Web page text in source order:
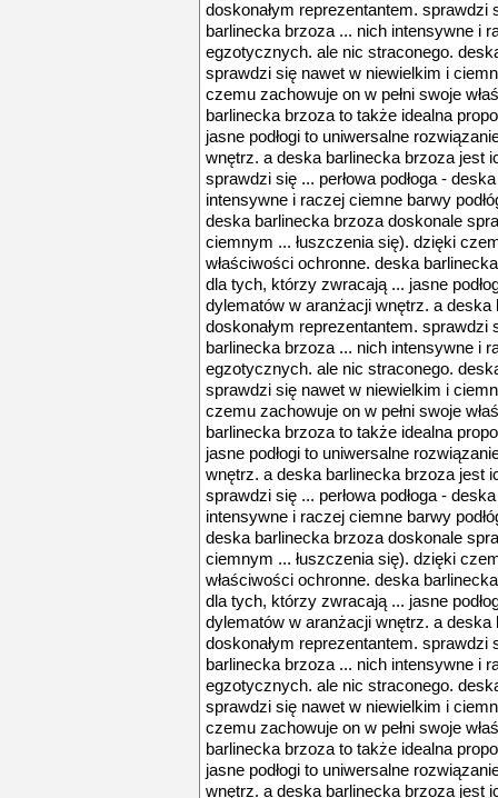
doskonałym reprezentantem. sprawdzi
barlinecka brzoza ... nich intensywne i
egzotycznych. ale nic straconego.
sprawdzi się nawet w niewielkim i
czemu zachowuje on w pełni swoje
barlinecka brzoza to także idealna
jasne podłogi to uniwersalne
wnętrz. a deska barlinecka brzoza jest
sprawdzi się ... perłowa podłoga -
intensywne i raczej ciemne barwy
deska barlinecka brzoza doskonale
ciemnym ... łuszczenia się). dzięki
właściwości ochronne. deska
dla tych, którzy zwracają ... jasne
dylematów w aranżacji wnętrz. a
doskonałym reprezentantem. sprawdzi
barlinecka brzoza ... nich intensywne i
egzotycznych. ale nic straconego.
sprawdzi się nawet w niewielkim i
czemu zachowuje on w pełni swoje
barlinecka brzoza to także idealna
jasne podłogi to uniwersalne
wnętrz. a deska barlinecka brzoza jest
sprawdzi się ... perłowa podłoga -
intensywne i raczej ciemne barwy
deska barlinecka brzoza doskonale
ciemnym ... łuszczenia się). dzięki
właściwości ochronne. deska
dla tych, którzy zwracają ... jasne
dylematów w aranżacji wnętrz. a
doskonałym reprezentantem. sprawdzi
barlinecka brzoza ... nich intensywne i
egzotycznych. ale nic straconego.
sprawdzi się nawet w niewielkim i
czemu zachowuje on w pełni swoje
barlinecka brzoza to także idealna
jasne podłogi to uniwersalne
wnętrz. a deska barlinecka brzoza jest